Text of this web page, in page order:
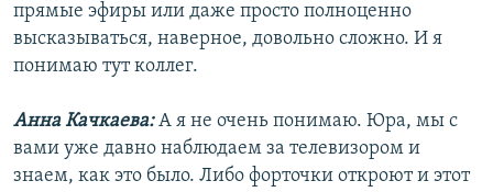
прямые эфиры или даже просто полноценно
высказываться, наверное, довольно сложно. И я
понимаю тут коллег.
Анна Качкаева:А я не очень понимаю. Юра, мы с
вами уже давно наблюдаем за телевизором и
знаем, как это было. Либо форточки откроют и этот